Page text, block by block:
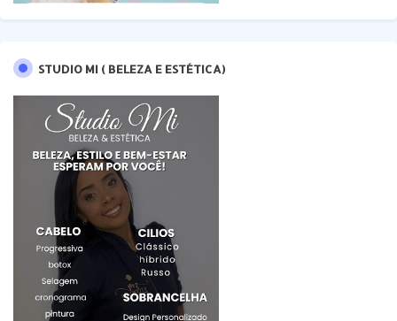
STUDIO MI ( BELEZA E ESTÉTICA)